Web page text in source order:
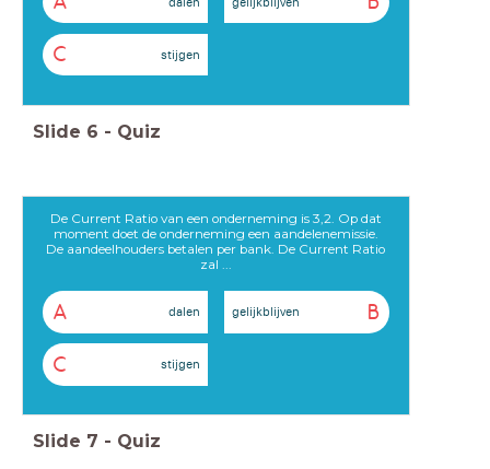
C stijgen
Slide 6 - Quiz
De Current Ratio van een onderneming is 3,2. Op dat
moment doet de onderneming een aandelenemissie.
De aandeelhouders betalen per bank. De Current Ratio
zal ...
A dalen B
gelijkblijven
C stijgen
Slide 7 - Quiz